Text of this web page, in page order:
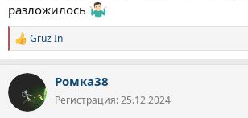
разложилось
Р
е
к
и
Gruz In
Ромка38
Регистрация: 25.12.2024